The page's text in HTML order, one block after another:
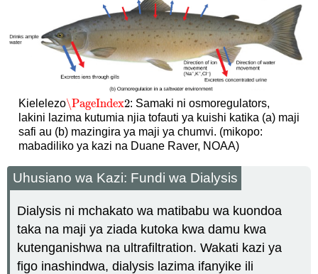
Kielelezo\PageIndex2
\PageIndex2: Samaki ni osmoregulators,
lakini lazima kutumia njia tofauti ya kuishi katika (a) maji
safi au (b) mazingira ya maji ya chumvi. (mikopo:
mabadiliko ya kazi na Duane Raver, NOAA)
Uhusiano wa Kazi: Fundi wa Dialysis
Dialysis ni mchakato wa matibabu wa kuondoa
taka na maji ya ziada kutoka kwa damu kwa
kutenganishwa na ultrafiltration. Wakati kazi ya
figo inashindwa, dialysis lazima ifanyike ili